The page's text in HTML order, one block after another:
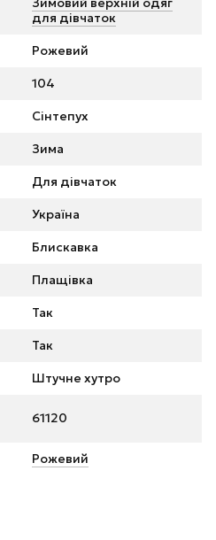
для дівчаток
Рожевий
104
Сінтепух
Зима
Для дівчаток
Україна
Блискавка
Плащівка
Так
Так
Штучне хутро
61120
Рожевий